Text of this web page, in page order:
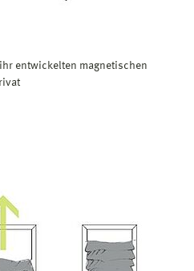
entwickelten magnetischen